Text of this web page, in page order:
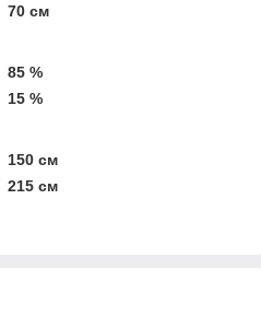
70 см
85 %
15 %
150 см
215 см